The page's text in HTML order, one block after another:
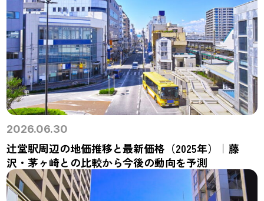
2026.06.30
辻堂駅周辺の地価推移と最新価格（2025年）｜藤
沢・茅ヶ崎との比較から今後の動向を予測